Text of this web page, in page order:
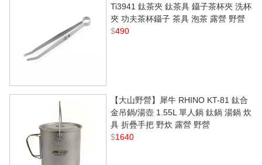
Ti3941 鈦茶夾 鈦茶具 鑷子茶杯夾 洗杯
夾 功夫茶杯鑷子 茶具 泡茶 露營 野營
$490
【大山野營】犀牛 RHINO KT-81 鈦合
金吊鍋/湯壺 1.55L 單人鍋 鈦鍋 湯鍋 炊
具 折疊手把 野炊 露營 野營
$1640